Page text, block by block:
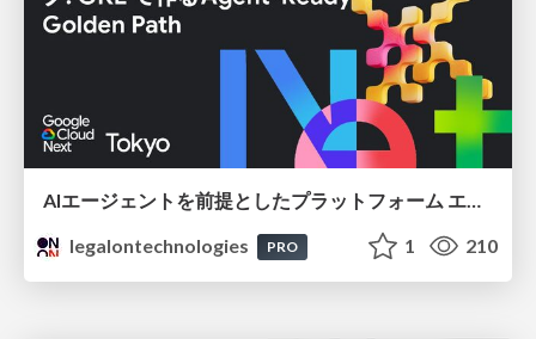
AIエージェントを前提としたプラットフォーム エンジニアリング：GKEで作るAgent-Ready Golden Path
legalontechnologies
PRO 1 210